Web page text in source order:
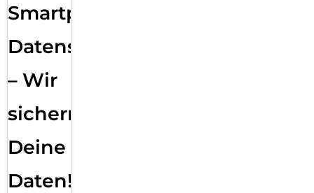
Smartphone
Datensicherung
– Wir
sichern
Deine
Daten!